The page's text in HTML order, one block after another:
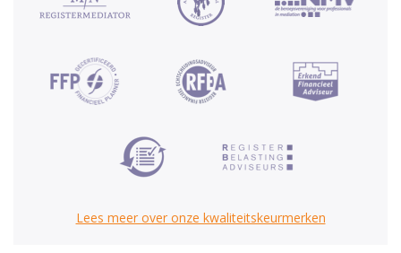
Lees meer over onze kwaliteitskeurmerken